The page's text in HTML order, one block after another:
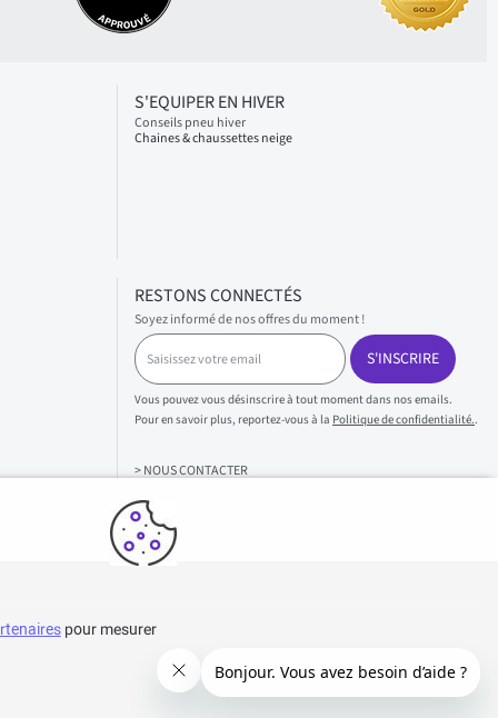
S'EQUIPER EN HIVER
Conseils pneu hiver
Chaines & chaussettes neige
RESTONS CONNECTÉS
Soyez informé de nos offres du moment !
S
a
s
i
s
e
z
v
o
t
e
S'INSCRIRE
Vous pouvez vous désinscrire à tout moment dans nos emails.
Pour en savoir plus, reportez-vous à la Politique de confidentialité..
> NOUS CONTACTER
pour mesurer